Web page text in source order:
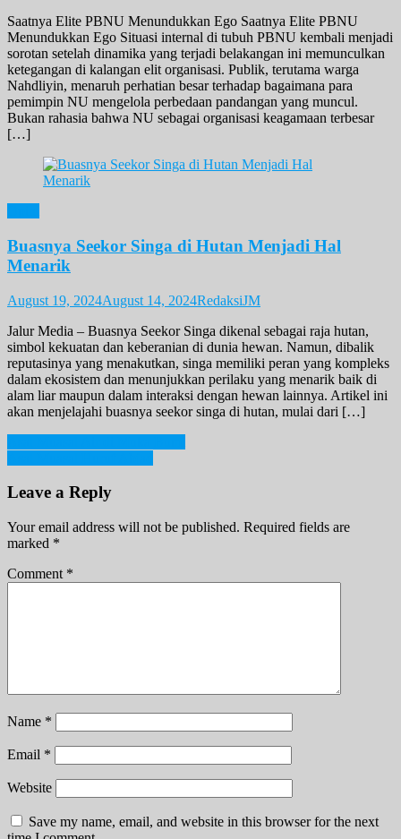
Saatnya Elite PBNU Menundukkan Ego Saatnya Elite PBNU
Menundukkan Ego Situasi internal di tubuh PBNU kembali menjadi
sorotan setelah dinamika yang terjadi belakangan ini memunculkan
ketegangan di kalangan elit organisasi. Publik, terutama warga
Nahdliyin, menaruh perhatian besar terhadap bagaimana para
pemimpin NU mengelola perbedaan pandangan yang muncul.
Bukan rahasia bahwa NU sebagai organisasi keagamaan terbesar
[…]
Buasnya Seekor Singa di Hutan Menjadi Hal
Menarik
August 19, 2024August 14, 2024RedaksiJM
Jalur Media – Buasnya Seekor Singa dikenal sebagai raja hutan,
simbol kekuatan dan keberanian di dunia hewan. Namun, dibalik
reputasinya yang menakutkan, singa memiliki peran yang kompleks
dalam ekosistem dan menunjukkan perilaku yang menarik baik di
alam liar maupun dalam interaksi dengan hewan lainnya. Artikel ini
akan menjelajahi buasnya seekor singa di hutan, mulai dari […]
Post
navigation
Leave a Reply
Your email address will not be published. Required fields are
marked *
Comment *
Name *
Email *
Website
Save my name, email, and website in this browser for the next